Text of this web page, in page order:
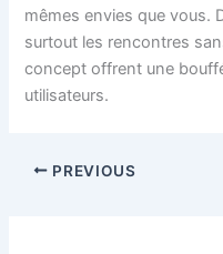
mêmes envies que vous.
surtout les rencontres
concept offrent une
utilisateurs.
PREVIOUS